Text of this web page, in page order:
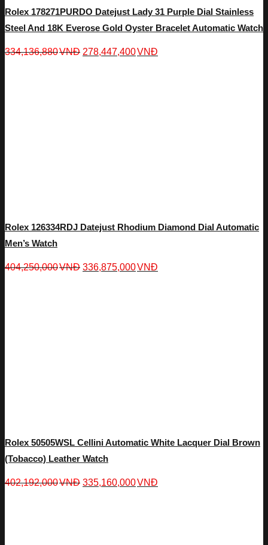
Rolex 178271PURDO Datejust Lady 31 Purple Dial Stainless
Steel And 18K Everose Gold Oyster Bracelet Automatic Watch
334,136,880VNĐ 278,447,400VNĐ
Rolex 126334RDJ Datejust Rhodium Diamond Dial Automatic
Men’s Watch
404,250,000VNĐ 336,875,000VNĐ
Rolex 50505WSL Cellini Automatic White Lacquer Dial Brown
(Tobacco) Leather Watch
402,192,000VNĐ 335,160,000VNĐ